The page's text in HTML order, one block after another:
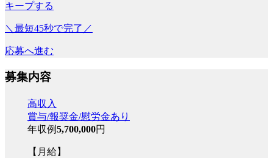
キープする
＼最短45秒で完了／
応募へ進む
募集内容
高収入
賞与/報奨金/慰労金あり
年収例5,700,000円
【月給】